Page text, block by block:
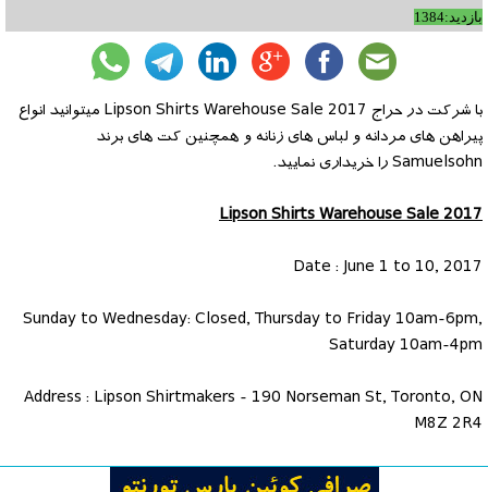
بازدید:1384
با شرکت در حراج Lipson Shirts Warehouse Sale 2017 میتوانید انواع
پیراهن های مردانه و لباس های زنانه و همچنین کت های برند
Samuelsohn را خریداری نمایید.
Lipson Shirts Warehouse Sale 2017
Date : June 1 to 10, 2017
Sunday to Wednesday: Closed, Thursday to Friday 10am-6pm,
Saturday 10am-4pm
Address : Lipson Shirtmakers - 190 Norseman St, Toronto, ON
M8Z 2R4